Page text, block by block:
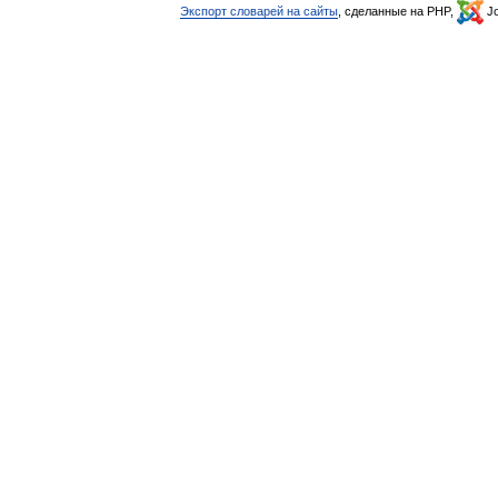
Экспорт словарей на сайты , сделанные на PHP,